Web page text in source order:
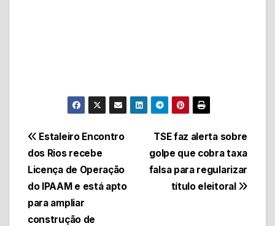
Navegação
de
Post
TSE faz alerta sobre
golpe que cobra taxa
falsa para regularizar
título eleitoral
Estaleiro Encontro
dos Rios recebe
Licença de Operação
do IPAAM e está apto
para ampliar
construção de